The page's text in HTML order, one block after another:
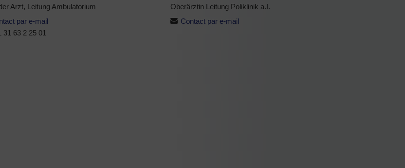
Arzt, Leitung Ambulatorium
par e-mail
31 63 2 25 01
Oberärztin Leitung Poliklinik a.I.
Contact par e-mail